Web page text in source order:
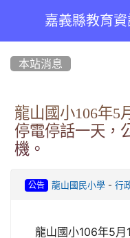
嘉義縣教育資
本站消息
龍山國小106年5
停電停話一天，
機。
公告 龍山國民小學- 行
龍山國小106年5